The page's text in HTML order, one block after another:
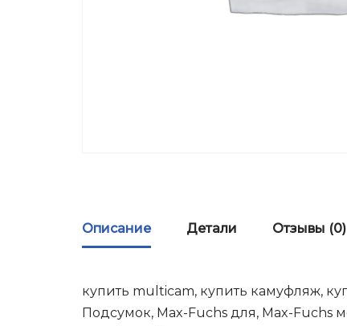
Описание Детали Отзывы (0)
купить multicam, купить камуфляж,
Подсумок, Max-Fuchs для, Max-Fuchs